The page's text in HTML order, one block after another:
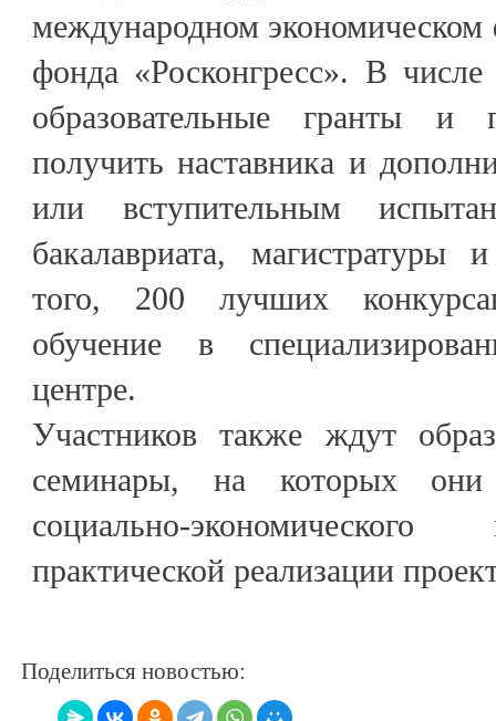
международном
фонда «Росконгресс». В
образовательные гранты и
получить наставника и
или вступительным
бакалавриата, магистратуры
того, 200 лучших
обучение в
центре.
Участников также ждут
семинары, на которых
социально-
практической реализации
Поделиться новостью: